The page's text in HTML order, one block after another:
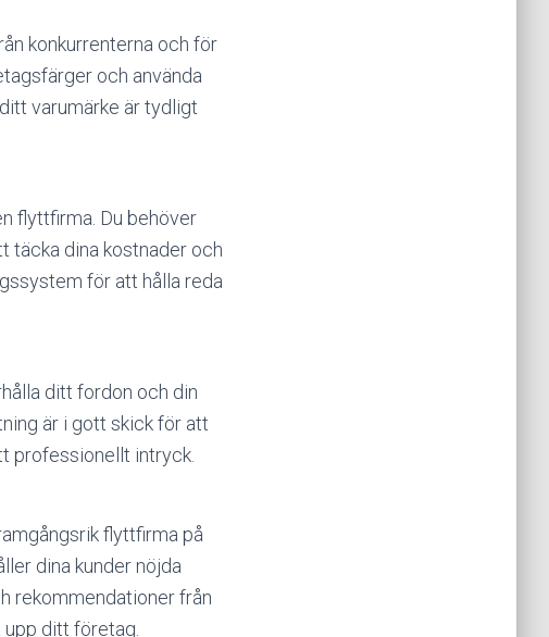
konkurrenterna och för
och använda
varumärke är tydligt
flyttfirma. Du behöver
täcka dina kostnader och
för att hålla reda
ditt fordon och din
är i gott skick för att
professionellt intryck.
flyttfirma på
dina kunder nöjda
rekommendationer från
ditt företag.